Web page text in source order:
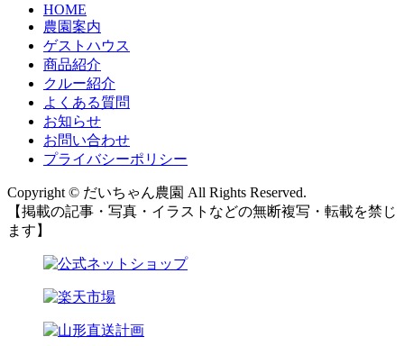
HOME
農園案内
ゲストハウス
商品紹介
クルー紹介
よくある質問
お知らせ
お問い合わせ
プライバシーポリシー
Copyright © だいちゃん農園 All Rights Reserved.
【掲載の記事・写真・イラストなどの無断複写・転載を禁じ
ます】